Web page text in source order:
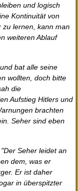
und logisch
Kontinuität von
zu lernen, kann man
weiteren Ablauf
bat alle seine
wollten, doch bitte
die
Aufstieg Hitlers und
brachten
Seher sind eben
Seher leidet an
dem, was er
Er ist daher
in überspitzter